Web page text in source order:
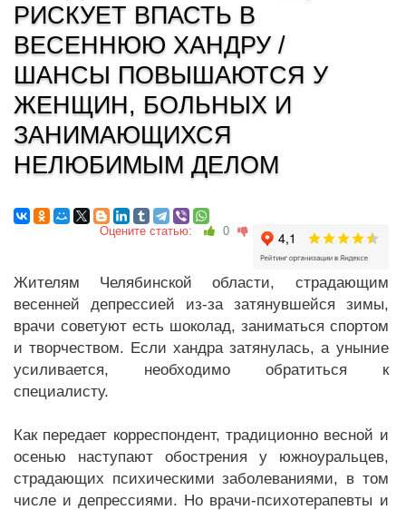
РИСКУЕТ ВПАСТЬ В
ВЕСЕННЮЮ ХАНДРУ /
ШАНСЫ ПОВЫШАЮТСЯ У
ЖЕНЩИН, БОЛЬНЫХ И
ЗАНИМАЮЩИХСЯ
НЕЛЮБИМЫМ ДЕЛОМ
Оцените статью: 0
Жителям Челябинской области, страдающим
весенней депрессией из-за затянувшейся зимы,
врачи советуют есть шоколад, заниматься спортом
и творчеством. Если хандра затянулась, а уныние
усиливается, необходимо обратиться к
специалисту.
Как передает корреспондент, традиционно весной и
осенью наступают обострения у южноуральцев,
страдающих психическими заболеваниями, в том
числе и депрессиями. Но врачи-психотерапевты и